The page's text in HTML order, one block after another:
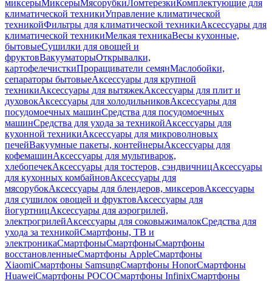
миксерыМиксерыМясорубкиЛомтерезкиКомплектующие для
климатической техникиУправление климатической
техникойФильтры для климатической техникиАксессуары для
климатической техникиМелкая техникаВесы кухонные,
бытовыеСушилки для овощей и
фруктовВакууматорыОткрывалки,
картофелечисткиПроращиватели семянМаслобойки,
сепараторы бытовыеАксессуары для крупной
техникиАксессуары для вытяжекАксессуары для плит и
духовокАксессуары для холодильниковАксессуары для
посудомоечных машинСредства для посудомоечных
машинСредства для ухода за техникойАксессуары для
кухонной техникиАксессуары для микроволновых
печейВакуумные пакеты, контейнерыАксессуары для
кофемашинАксессуары для мультиварок,
хлебопечекАксессуары для тостеров, сэндвичницАксессуары
для кухонных комбайновАксессуары для
мясорубокАксессуары для блендеров, миксеровАксессуары
для сушилок овощей и фруктовАксессуары для
йогуртницАксессуары для аэрогрилей,
электрогрилейАксессуары для соковыжималокСредства для
ухода за техникойСмартфоны, ТВ и
электроникаСмартфоныСмартфоныСмартфоны
восстановленныеСмартфоны AppleСмартфоны
XiaomiСмартфоны SamsungСмартфоны HonorСмартфоны
HuaweiСмартфоны POCOСмартфоны InfinixСмартфоны